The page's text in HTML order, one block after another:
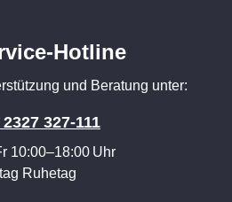
Hotline
und Beratung unter:
327-111
10:00–18:00 Uhr
Ruhetag